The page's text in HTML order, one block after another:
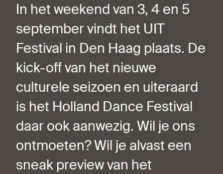
In het weekend van 3, 4 en 5
september vindt het UIT
Festival in Den Haag plaats. De
kick-off van het nieuwe
culturele seizoen en uiteraard
is het Holland Dance Festival
daar ook aanwezig. Wil je ons
ontmoeten? Wil je alvast een
sneak preview van het